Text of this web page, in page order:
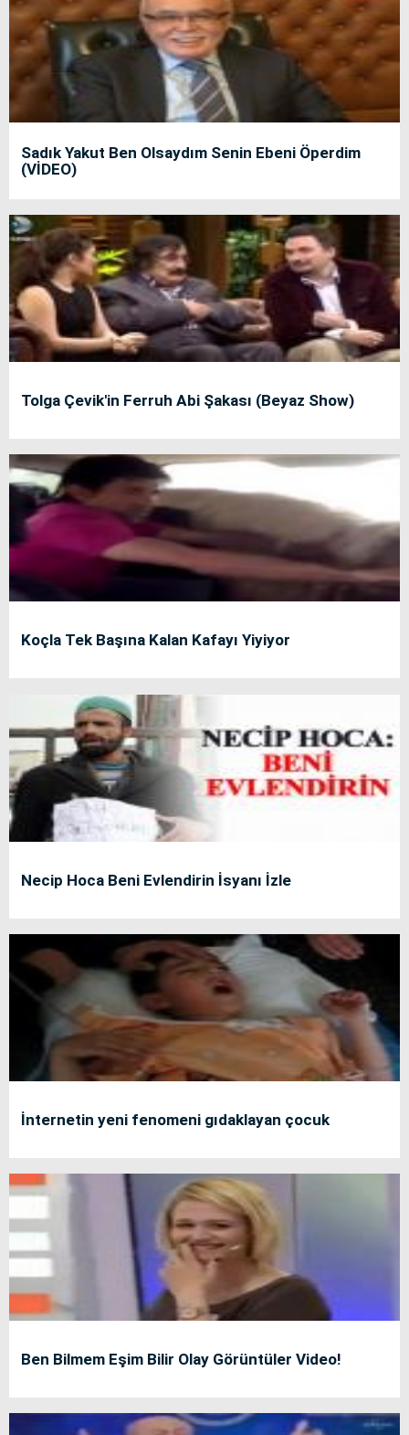
Sadık Yakut Ben Olsaydım Senin Ebeni Öperdim
(VİDEO)
Tolga Çevik'in Ferruh Abi Şakası (Beyaz Show)
Koçla Tek Başına Kalan Kafayı Yiyiyor
Necip Hoca Beni Evlendirin İsyanı İzle
İnternetin yeni fenomeni gıdaklayan çocuk
Ben Bilmem Eşim Bilir Olay Görüntüler Video!